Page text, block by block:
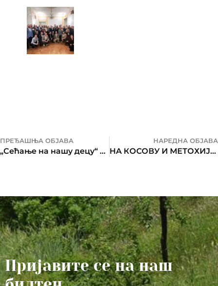
ПРЕЂАШЊА ОБЈАВА
„Сећање на нашу децу“ — документарни филм у Бањалуци
НАРЕДНА ОБЈАВА
НА КОСОВУ И МЕТОХИЈИ — У ЗАВЈЕТУ, У ЉУБАВИ, У СЛУЖЕЊУ
Пријавите се на наш